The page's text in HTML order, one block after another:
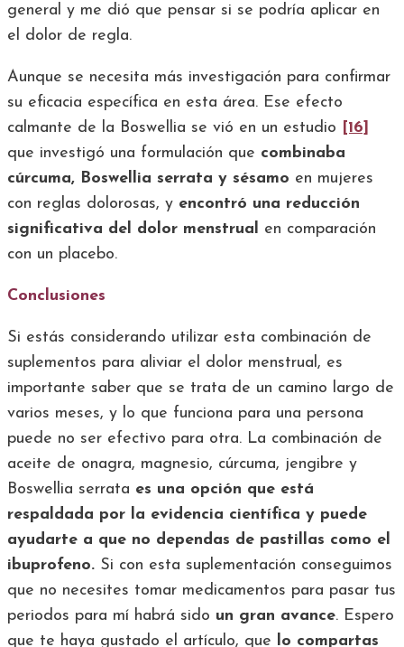
general y me dió que pensar si se podría aplicar en
el dolor de regla.
Aunque se necesita más investigación para confirmar
su eficacia específica en esta área. Ese efecto
calmante de la Boswellia se vió en un estudio [16]
que investigó una formulación que combinaba
cúrcuma, Boswellia serrata y sésamo en mujeres
con reglas dolorosas, y encontró una reducción
significativa del dolor menstrual en comparación
con un placebo.
Conclusiones
Si estás considerando utilizar esta combinación de
suplementos para aliviar el dolor menstrual, es
importante saber que se trata de un camino largo de
varios meses, y lo que funciona para una persona
puede no ser efectivo para otra. La combinación de
aceite de onagra, magnesio, cúrcuma, jengibre y
Boswellia serrata es una opción que está
respaldada por la evidencia científica y puede
ayudarte a que no dependas de pastillas como el
ibuprofeno. Si con esta suplementación conseguimos
que no necesites tomar medicamentos para pasar tus
periodos para mí habrá sido un gran avance. Espero
que te haya gustado el artículo, que lo compartas